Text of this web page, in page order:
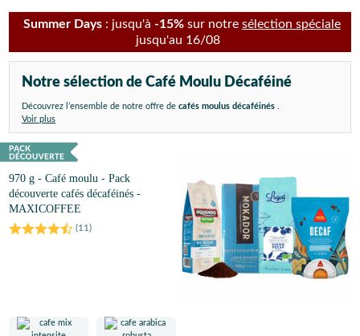
Summer Days : jusqu'à -15% sur notre sélection spéciale
jusqu'au 16/08
Notre sélection de Café Moulu Décaféiné
Découvrez l’ensemble de notre offre de cafés moulus décaféinés
Voir plus
970 g - Café moulu - Pack
découverte cafés décaféinés -
MAXICOFFEE
(11)